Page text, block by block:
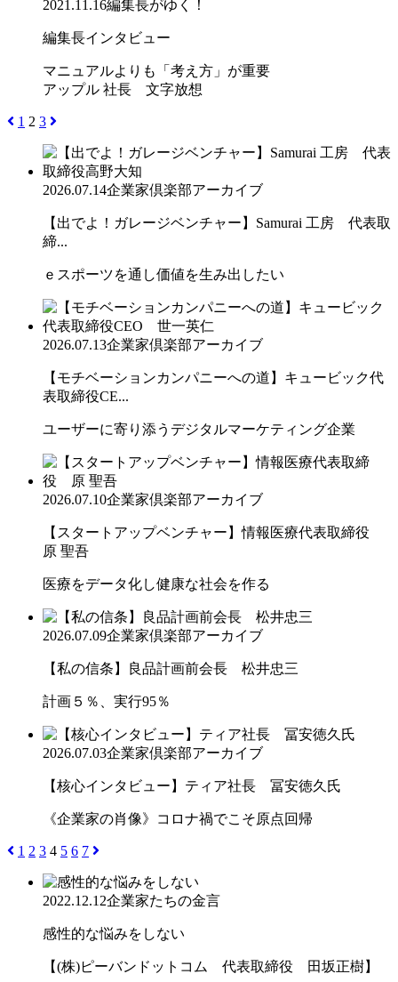
2021.11.16編集長がゆく！
編集長インタビュー
マニュアルよりも「考え方」が重要
アップル 社長 文字放想
1 2 3
2026.07.14企業家倶楽部アーカイブ
【出でよ！ガレージベンチャー】Samurai 工房 代表取
締...
ｅスポーツを通し価値を生み出したい
2026.07.13企業家倶楽部アーカイブ
【モチベーションカンパニーへの道】キュービック代
表取締役CE...
ユーザーに寄り添うデジタルマーケティング企業
2026.07.10企業家倶楽部アーカイブ
【スタートアップベンチャー】情報医療代表取締役
原 聖吾
医療をデータ化し健康な社会を作る
2026.07.09企業家倶楽部アーカイブ
【私の信条】良品計画前会長 松井忠三
計画５％、実行95％
2026.07.03企業家倶楽部アーカイブ
【核心インタビュー】ティア社長 冨安徳久氏
《企業家の肖像》コロナ禍でこそ原点回帰
1 2 3 4 5 6 7
2022.12.12企業家たちの金言
感性的な悩みをしない
【(株)ピーバンドットコム 代表取締役 田坂正樹】